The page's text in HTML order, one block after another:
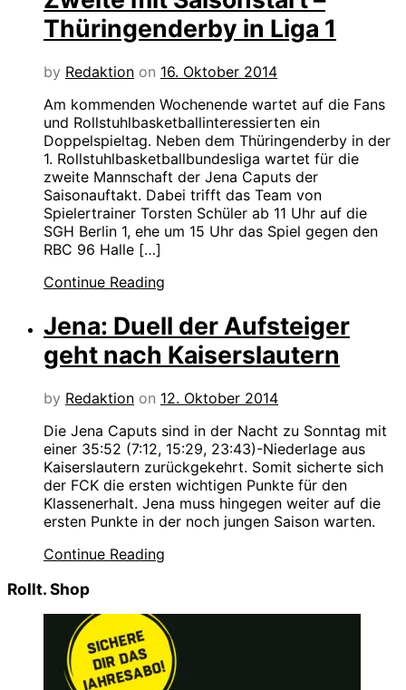
Thüringenderby in Liga 1
by Redaktion on 16. Oktober 2014
Am kommenden Wochenende wartet auf die Fans
und Rollstuhlbasketballinteressierten ein
Doppelspieltag. Neben dem Thüringenderby in der
1. Rollstuhlbasketballbundesliga wartet für die
zweite Mannschaft der Jena Caputs der
Saisonauftakt. Dabei trifft das Team von
Spielertrainer Torsten Schüler ab 11 Uhr auf die
SGH Berlin 1, ehe um 15 Uhr das Spiel gegen den
RBC 96 Halle […]
Continue Reading
Jena: Duell der Aufsteiger
geht nach Kaiserslautern
by Redaktion on 12. Oktober 2014
Die Jena Caputs sind in der Nacht zu Sonntag mit
einer 35:52 (7:12, 15:29, 23:43)-Niederlage aus
Kaiserslautern zurückgekehrt. Somit sicherte sich
der FCK die ersten wichtigen Punkte für den
Klassenerhalt. Jena muss hingegen weiter auf die
ersten Punkte in der noch jungen Saison warten.
Continue Reading
Rollt. Shop